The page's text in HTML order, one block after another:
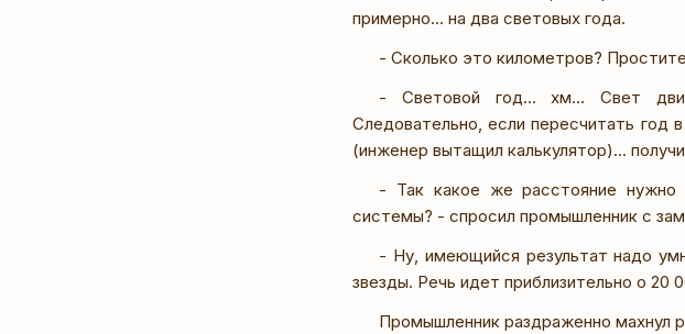
примерно... на два световых года.
- Сколько это километров?
- Световой год... хм... Свет
Следовательно, если пересчитать год
(инженер вытащил калькулятор)...
- Так какое же расстояние нужно
системы? - спросил промышленник с
- Ну, имеющийся результат надо
звезды. Речь идет приблизительно о 20
Промышленник раздраженно махнул